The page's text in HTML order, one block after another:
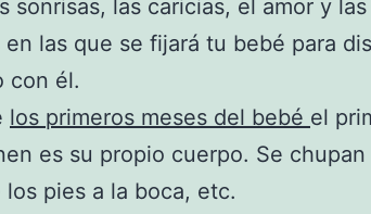
sonrisas, las caricias, el amor y
en las que se fijará tu bebé para
con él.
los primeros meses del bebé el
es su propio cuerpo. Se
los pies a la boca, etc.